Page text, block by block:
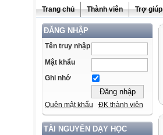
Trang chủ Thành viên Trợ giúp
ĐĂNG NHẬP
Tên truy nhập
Mật khẩu
Ghi nhớ
Quên mật khẩu ĐK thành viên
TÀI NGUYÊN DẠY HỌC